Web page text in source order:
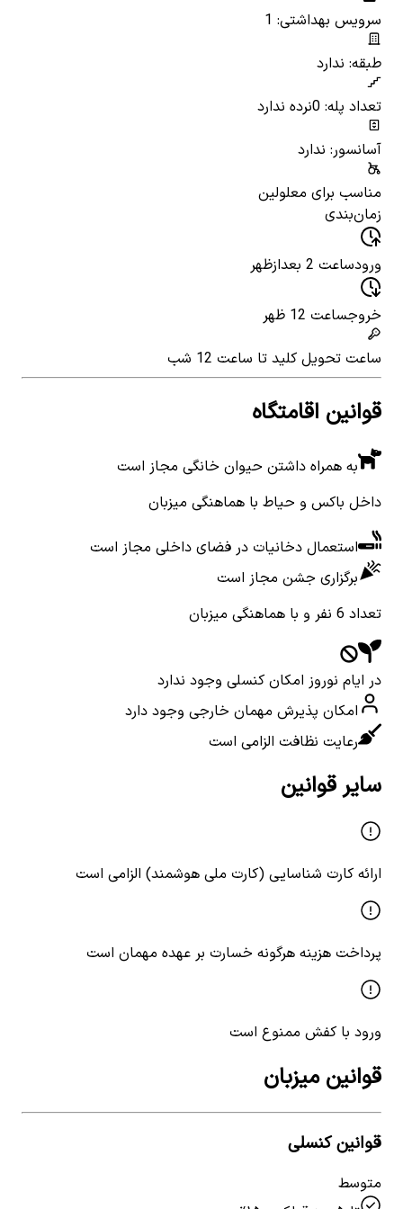
سرویس بهداشتی: 1
طبقه: ندارد
تعداد پله: 0
نرده ندارد
آسانسور: ندارد
مناسب برای معلولین
زمان‌بندی
ورودساعت 2 بعدازظهر
خروجساعت 12 ظهر
ساعت تحویل کلید تا ساعت 12 شب
قوانین اقامتگاه
به همراه داشتن حیوان خانگی مجاز است
داخل باکس و حیاط با هماهنگی میزبان
استعمال دخانیات در فضای داخلی مجاز است
برگزاری جشن مجاز است
تعداد 6 نفر و با هماهنگی میزبان
در ایام نوروز امکان کنسلی وجود ندارد
امکان پذیرش مهمان خارجی وجود دارد
رعایت نظافت الزامی است
سایر قوانین
ارائه کارت شناسایی (کارت ملی هوشمند) الزامی است
پرداخت هزینه هرگونه خسارت بر عهده مهمان است
ورود با کفش ممنوع است
قوانین میزبان
قوانین کنسلی
متوسط